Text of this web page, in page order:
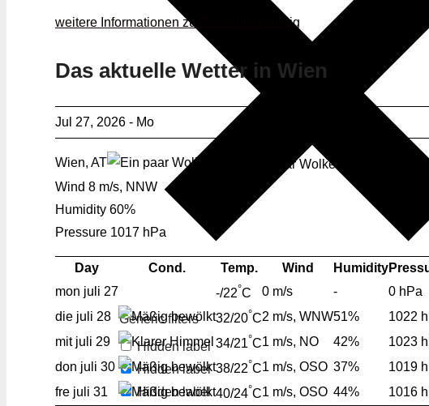
Generic filters
Hidden label
Hidden label
Hidden label
weitere Informationen zu Schokoladekönig
Das aktuelle Wetter in Wien
Jul 27, 2026 - Mo
Wien, AT
Ein paar Wolken
Wind 8 m/s, NNW
Humidity 60%
Pressure 1017 hPa
Day Cond. Temp. Wind Humidity
mon juli 27 -/22°C 0 m/s -
0 hPa
die juli 28 32/20°C2 m/s, WNW51%
1022
mit juli 29 34/21°C1 m/s, NO 42%
1023
don juli 30 38/22°C1 m/s, OSO 37%
1019
fre juli 31 40/24°C1 m/s, OSO 44% 1016